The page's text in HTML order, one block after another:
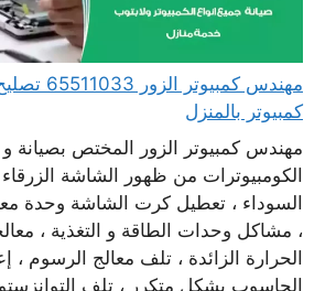
مهندس كمبيوتر
كمبيوتر بالمنزل
مهندس كمبيوتر الزور المختص بصيانة
الكومبيوترات من ظهور الشاشة
السوداء ، تعطيل كرت الشاشة وحدة
، مشاكل وحدات الطاقة و التغذية ،
الحرارة الزائدة ، تلف معالج الرسوم ،
الحاسوب بشكل متكرر ، تلف